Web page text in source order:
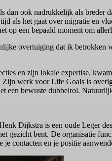
dan ook nadrukkelijk als breder
als het gaat over migratie en
op een bepaald moment om
overtuiging dat ik betrokken
en zijn lokale expertise,
werk voor Life Goals is
een bewuste dubbelrol.
Dijkstra is een oude Leger
gezicht bent. De organisatie
contacten en je positie